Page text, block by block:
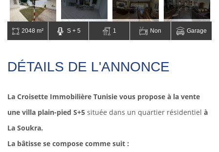
2048 m² S + 5 1 Non Garage
DÉTAILS DE L'ANNONCE
La Croisette Immobilière Tunisie vous propose à la vente
une villa plain-pied S+5 située dans un quartier résidentiel à
La Soukra.
La bâtisse se compose comme suit :